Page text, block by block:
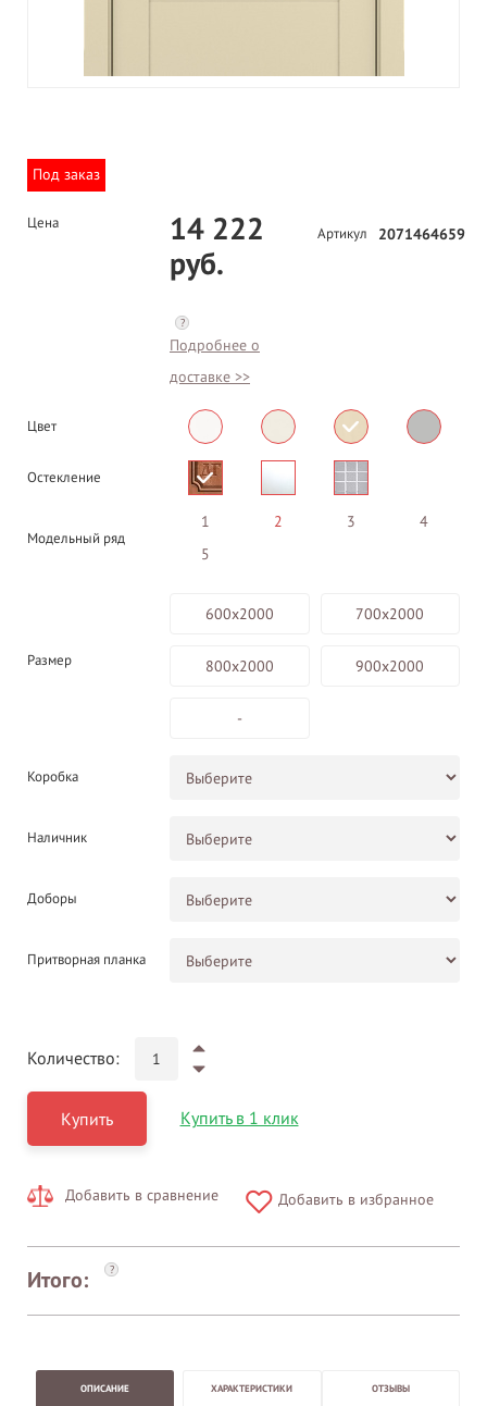
Под заказ
Цена
14 222
руб.
?
Подробнее о
доставке >>
Артикул 2071464659
Цвет
Остекление
Модельный ряд
1 2 3
4
5
Размер
600х2000 700х2000
800х2000 900х2000
-
Коробка
Наличник
Доборы
Притворная планка
Количество:
Купить Купить в 1 клик
Добавить в сравнение Добавить в избранное
Итого: ?
ОПИСАНИЕ ХАРАКТЕРИСТИКИ ОТЗЫВЫ